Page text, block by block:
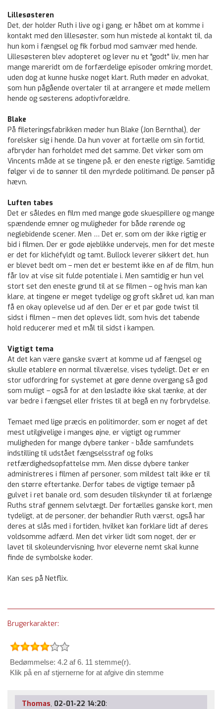
Lillesøsteren
Det, der holder Ruth i live og i gang, er håbet om at komme i
kontakt med den lillesøster, som hun mistede al kontakt til, da
hun kom i fængsel og fik forbud mod samvær med hende.
Lillesøsteren blev adopteret og lever nu et "godt" liv, men har
mange mareridt om de forfærdelige episoder omkring mordet,
uden dog at kunne huske noget klart. Ruth møder en advokat,
som hun pågående overtaler til at arrangere et møde mellem
hende og søsterens adoptivforældre.
Blake
På fileteringsfabrikken møder hun Blake (Jon Bernthal), der
forelsker sig i hende. Da hun vover at fortælle om sin fortid,
afbryder han forholdet med det samme. Det virker som om
Vincents måde at se tingene på, er den eneste rigtige. Samtidig
følger vi de to sønner til den myrdede politimand. De pønser på
hævn.
Luften tabes
Det er således en film med mange gode skuespillere og mange
spændende emner og muligheder for både rørende og
neglebidende scener. Men … Det er, som om der ikke rigtig er
bid i filmen. Der er gode øjeblikke undervejs, men for det meste
er det for klichéfyldt og tamt. Bullock leverer sikkert det, hun
er blevet bedt om – men det er bestemt ikke en af de film, hun
får lov at vise sit fulde potentiale i. Men samtidig er hun vel
stort set den eneste grund til at se filmen – og hvis man kan
klare, at tingene er meget tydelige og groft skåret ud, kan man
få en okay oplevelse ud af den. Der er et par gode twist til
sidst i filmen – men det opleves lidt, som hvis det tabende
hold reducerer med et mål til sidst i kampen.
Vigtigt tema
At det kan være ganske svært at komme ud af fængsel og
skulle etablere en normal tilværelse, vises tydeligt. Det er en
stor udfordring for systemet at gøre denne overgang så god
som muligt – også for at den løsladte ikke skal tænke, at der
var bedre i fængsel eller fristes til at begå en ny forbrydelse.
Temaet med lige præcis en politimorder, som er noget af det
mest utilgivelige i manges øjne, er vigtigt og rummer
muligheden for mange dybere tanker - både samfundets
indstilling til udstået fængselsstraf og folks
retfærdighedsopfattelse mm. Men disse dybere tanker
administreres i filmen af personer, som mildest talt ikke er til
den større eftertanke. Derfor tabes de vigtige temaer på
gulvet i ret banale ord, som desuden tilskynder til at forlænge
Ruths straf gennem selvtægt. Der fortælles ganske kort, men
tydeligt, at de personer, der behandler Ruth værst, også har
deres at slås med i fortiden, hvilket kan forklare lidt af deres
voldsomme adfærd. Men det virker lidt som noget, der er
lavet til skoleundervisning, hvor eleverne nemt skal kunne
finde de symbolske koder.
Kan ses på Netflix.
Brugerkarakter:
Bedømmelse: 4.2 af 6. 11 stemme(r).
Klik på en af stjernerne for at afgive din stemme
Thomas, 02-01-22 14:20: